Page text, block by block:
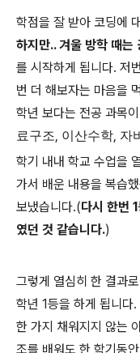
학점을 잘 받아 코딩에
하지만.. 겨울 방학 때는
를 시작하게 됩니다. 저
번 더 해보자는 마음을
학년 보다는 전공 과목
료구조, 이산수학, 자
학기 내내 학교 수업을
가서 배운 내용을 복습
보냈습니다.(다시 한번
였던 것 같습니다.)
그렇게 열심히 한 결과
학년 1등을 하게 됩니다
한 가지 채워지지 않는
조를 배워도 한 학기동안